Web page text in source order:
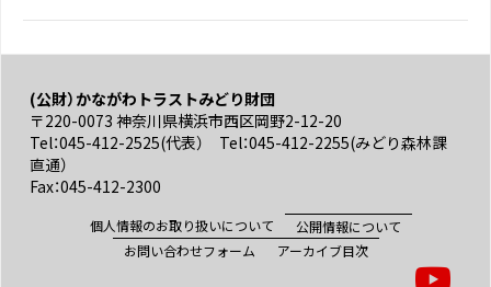
(公財）かながわトラストみどり財団
〒220-0073 神奈川県横浜市西区岡野2-12-20
Tel：045-412-2525(代表） Tel：045-412-2255(みどり森林課
直通）
Fax：045-412-2300
個人情報のお取り扱いについて
公開情報について
お問い合わせフォーム
アーカイブ目次